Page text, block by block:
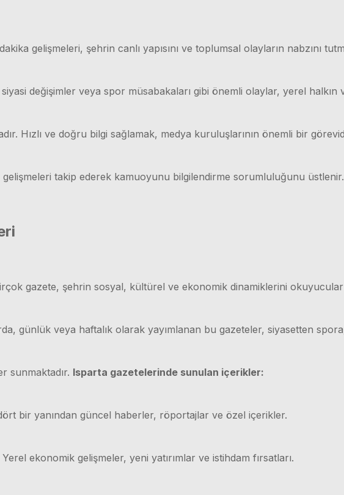
gelişmeleri, şehrin canlı yapısını ve toplumsal olayların nabzını
değişimler veya spor müsabakaları gibi önemli olaylar, yerel halkın
Hızlı ve doğru bilgi sağlamak, medya kuruluşlarının önemli bir
takip ederek kamuoyunu bilgilendirme sorumluluğunu üstlenir.
gazete, şehrin sosyal, kültürel ve ekonomik dinamiklerini
günlük veya haftalık olarak yayımlanan bu gazeteler, siyasetten
sunmaktadır. Isparta gazetelerinde sunulan içerikler:
bir yanından güncel haberler, röportajlar ve özel içerikler.
Yerel ekonomik gelişmeler, yeni yatırımlar ve istihdam fırsatları.